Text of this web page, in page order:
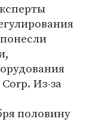
Из-за
половину